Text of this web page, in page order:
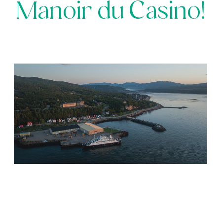
Manoir du Casino!